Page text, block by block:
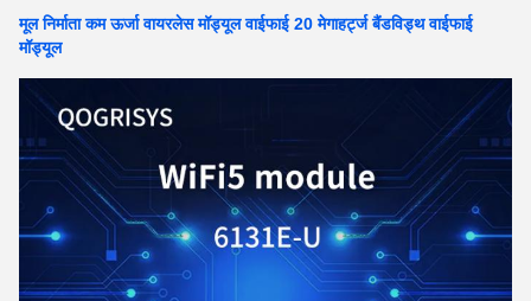
मूल निर्माता कम ऊर्जा वायरलेस मॉड्यूल वाईफाई 20 मेगाहर्ट्ज बैंडविड्थ वाईफाई
मॉड्यूल